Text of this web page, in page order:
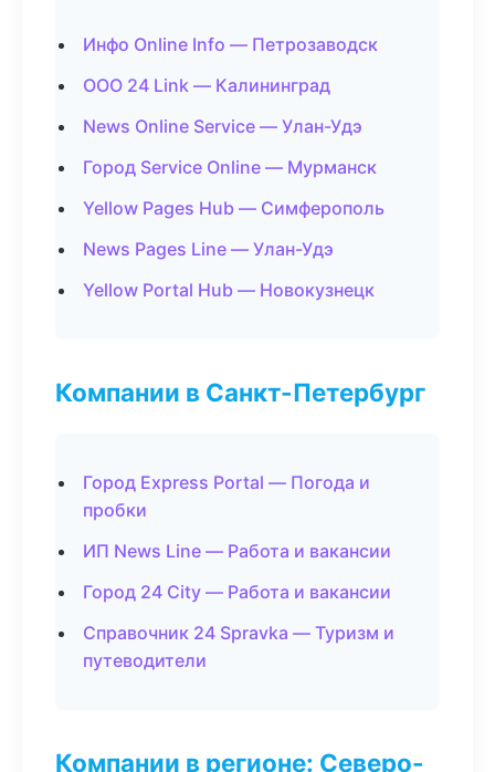
Инфо Online Info — Петрозаводск
ООО 24 Link — Калининград
News Online Service — Улан-Удэ
Город Service Online — Мурманск
Yellow Pages Hub — Симферополь
News Pages Line — Улан-Удэ
Yellow Portal Hub — Новокузнецк
Компании в Санкт-Петербург
Город Express Portal — Погода и
пробки
ИП News Line — Работа и вакансии
Город 24 City — Работа и вакансии
Справочник 24 Spravka — Туризм и
путеводители
Компании в регионе: Северо-